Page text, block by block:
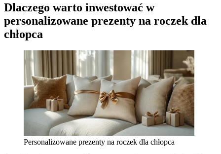
Dlaczego warto inwestować w
personalizowane prezenty na roczek dla
chłopca
Personalizowane prezenty na roczek dla chłopca